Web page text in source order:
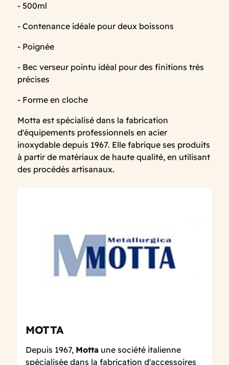
- 500ml
- Contenance idéale pour deux boissons
- Poignée
- Bec verseur pointu idéal pour des finitions très
précises
- Forme en cloche
Motta est spécialisé dans la fabrication
d'équipements professionnels en acier
inoxydable depuis 1967. Elle fabrique ses produits
à partir de matériaux de haute qualité, en utilisant
des procédés artisanaux.
MOTTA
Depuis 1967, Motta une société italienne
spécialisée dans la fabrication d'accessoires